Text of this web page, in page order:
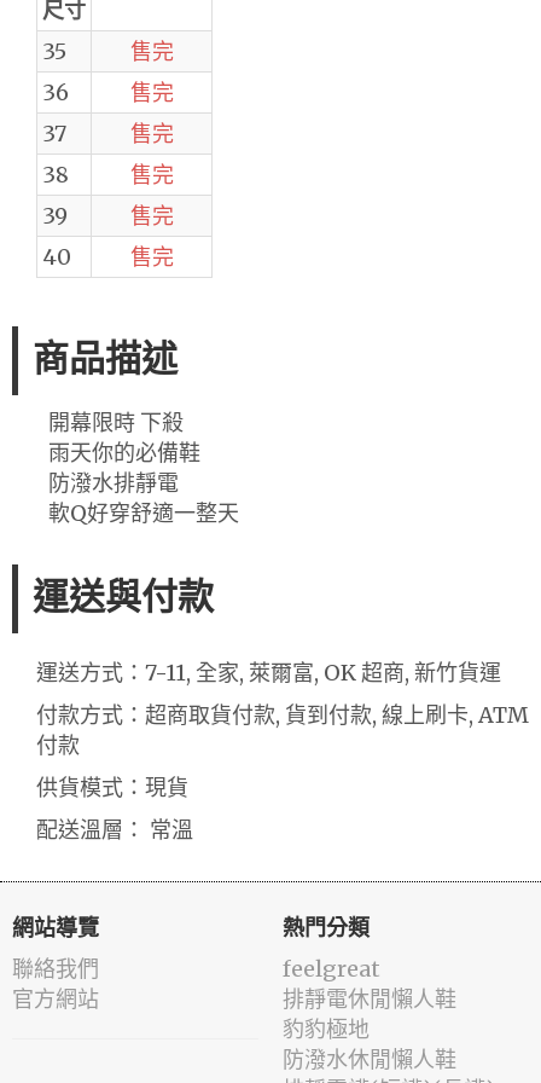
尺寸
35
售完
36
售完
37
售完
38
售完
39
售完
40
售完
商品描述
開幕限時 下殺
雨天你的必備鞋
防潑水排靜電
軟Q好穿舒適一整天
運送與付款
運送方式：7-11, 全家, 萊爾富, OK 超商, 新竹貨運
付款方式：超商取貨付款, 貨到付款, 線上刷卡, ATM
付款
供貨模式：現貨
配送溫層： 常溫
網站導覽
聯絡我們
官方網站
熱門分類
feelgreat
排靜電休閒懶人鞋
豹豹極地
防潑水休閒懶人鞋